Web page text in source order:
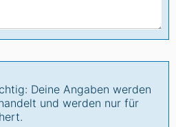
Deine Angaben werden
und werden nur für